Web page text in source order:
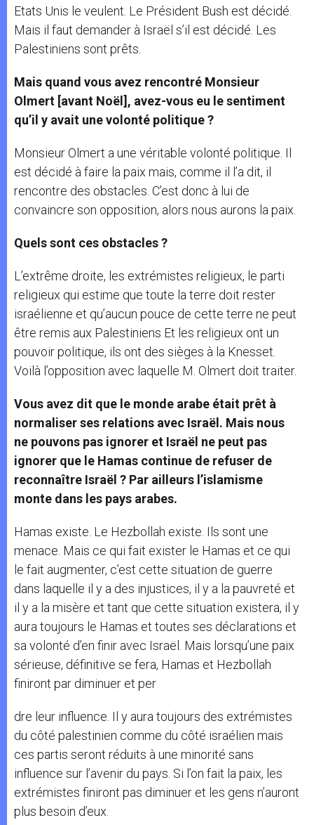
Etats Unis le veulent. Le Président Bush est décidé.
Mais il faut demander à Israël s’il est décidé. Les
Palestiniens sont prêts.
Mais quand vous avez rencontré Monsieur
Olmert [avant Noël], avez-vous eu le sentiment
qu’il y avait une volonté politique ?
Monsieur Olmert a une véritable volonté politique. Il
est décidé à faire la paix mais, comme il l’a dit, il
rencontre des obstacles. C’est donc à lui de
convaincre son opposition, alors nous aurons la paix.
Quels sont ces obstacles ?
L’extrême droite, les extrémistes religieux, le parti
religieux qui estime que toute la terre doit rester
israélienne et qu’aucun pouce de cette terre ne peut
être remis aux Palestiniens Et les religieux ont un
pouvoir politique, ils ont des sièges à la Knesset.
Voilà l’opposition avec laquelle M. Olmert doit traiter.
Vous avez dit que le monde arabe était prêt à
normaliser ses relations avec Israël. Mais nous
ne pouvons pas ignorer et Israël ne peut pas
ignorer que le Hamas continue de refuser de
reconnaître Israël ? Par ailleurs l’islamisme
monte dans les pays arabes.
Hamas existe. Le Hezbollah existe. Ils sont une
menace. Mais ce qui fait exister le Hamas et ce qui
le fait augmenter, c’est cette situation de guerre
dans laquelle il y a des injustices, il y a la pauvreté et
il y a la misère et tant que cette situation existera, il y
aura toujours le Hamas et toutes ses déclarations et
sa volonté d’en finir avec Israël. Mais lorsqu’une paix
sérieuse, définitive se fera, Hamas et Hezbollah
finiront par diminuer et per
dre leur influence. Il y aura toujours des extrémistes
du côté palestinien comme du côté israélien mais
ces partis seront réduits à une minorité sans
influence sur l’avenir du pays. Si l’on fait la paix, les
extrémistes finiront pas diminuer et les gens n’auront
plus besoin d’eux.